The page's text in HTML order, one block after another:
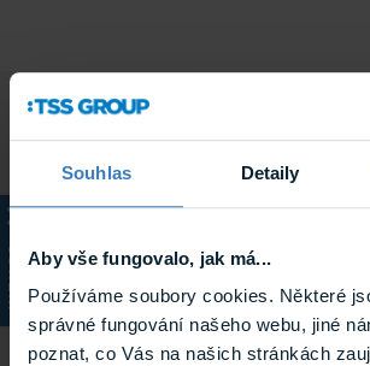
Souhlas Detaily
Aby vše fungovalo, jak má...
Používáme soubory cookies. Některé
správné fungování našeho webu, jiné
poznat, co Vás na našich stránkách
KATALOG
Parametry
Perimetrický systém